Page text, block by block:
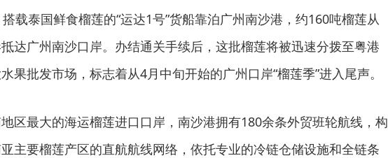
泰国鲜食榴莲的“运达1号”货船靠泊广州南沙港，约160吨榴莲从
达广州南沙口岸。办结通关手续后，这批榴莲将被迅速分拨至粤港
果批发市场，标志着从4月中旬开始的广州口岸“榴莲季”进入尾声。
最大的海运榴莲进口口岸，南沙港拥有180余条外贸班轮航线，构
主要榴莲产区的直航航线网络，依托专业的冷链仓储设施和全链条